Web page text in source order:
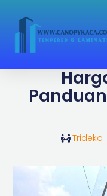
konten
Trideko